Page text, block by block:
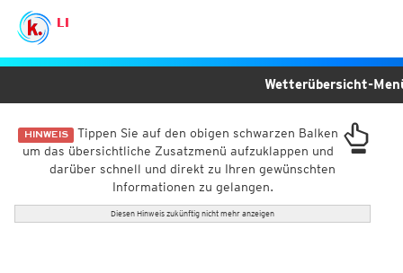
LI
HINWEIS Tippen Sie auf den obigen schwarzen Balken
um das übersichtliche Zusatzmenü aufzuklappen und
darüber schnell und direkt zu Ihren gewünschten
Informationen zu gelangen.
Diesen Hinweis zukünftig nicht mehr anzeigen
Wetterübersicht-